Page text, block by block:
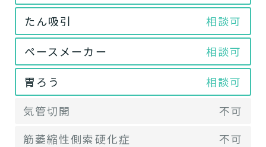
たん吸引
相談可
ペースメーカー
相談可
胃ろう
相談可
気管切開
不可
筋萎縮性側索硬化症
不可